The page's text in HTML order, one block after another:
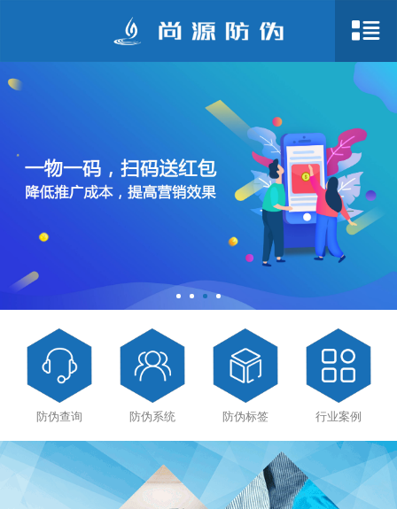
防伪查询 防伪系统 防伪标签 行业案例